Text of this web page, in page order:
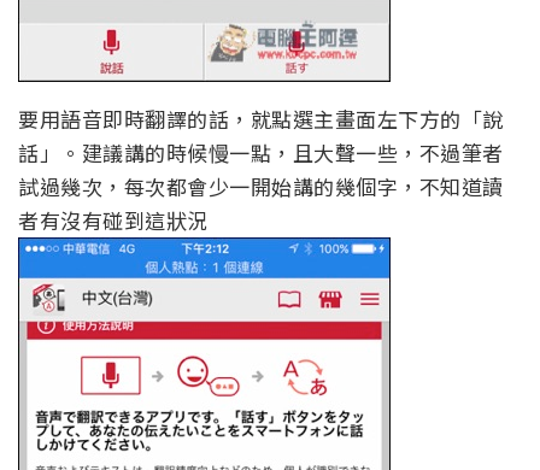
要用語音即時翻譯的話，就點選主畫面左下方的「說
話」。建議講的時候慢一點，且大聲一些，不過筆者
試過幾次，每次都會少一開始講的幾個字，不知道讀
者有沒有碰到這狀況